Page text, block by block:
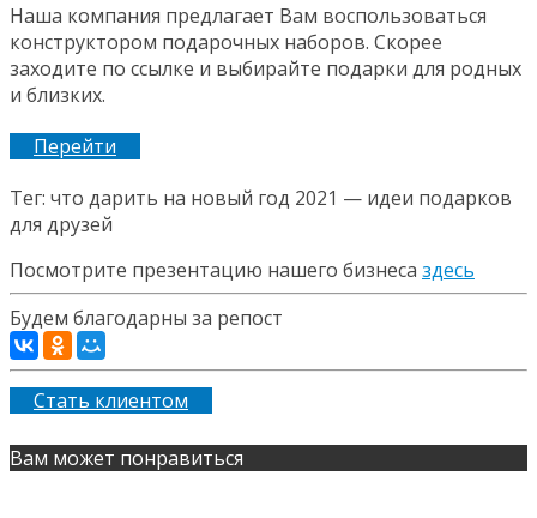
Наша компания предлагает Вам воспользоваться
конструктором подарочных наборов. Скорее
заходите по ссылке и выбирайте подарки для родных
и близких.
Перейти
Тег: что дарить на новый год 2021 — идеи подарков
для друзей
Посмотрите презентацию нашего бизнеса здесь
Будем благодарны за репост
Стать клиентом
Вам может понравиться